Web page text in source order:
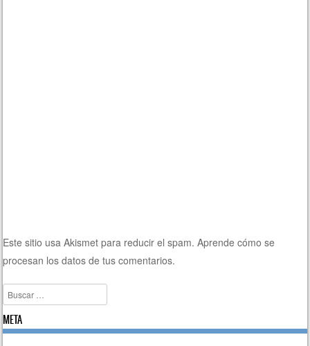
Este sitio usa Akismet para reducir el spam.Aprende cómo se
procesan los datos de tus comentarios.
Buscar
META